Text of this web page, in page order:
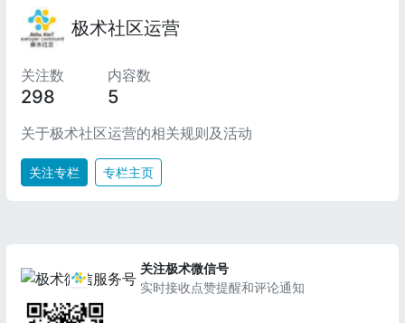
极术社区运营
关注数
298
内容数
5
关于极术社区运营的相关规则及活动
关注专栏 专栏主页
关注极术微信号
实时接收点赞提醒和评论通知